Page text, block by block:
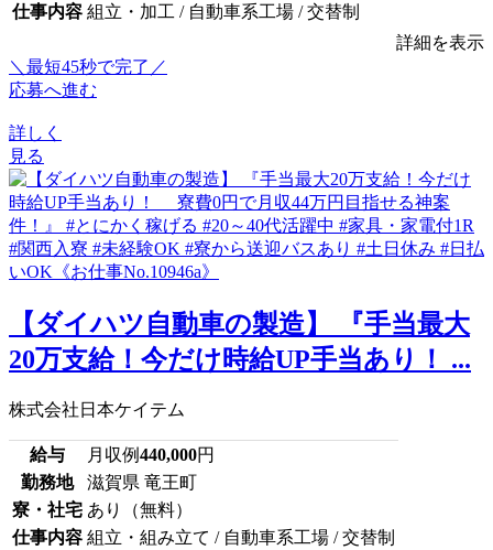
仕事内容 組立・加工 / 自動車系工場 / 交替制
詳細を表示
＼最短45秒で完了／
応募へ進む
詳しく
見る
【ダイハツ自動車の製造】 『手当最大
20万支給！今だけ時給UP手当あり！ ...
株式会社日本ケイテム
給与 月収例440,000円
勤務地
滋賀県 竜王町
寮・社宅 あり（無料）
仕事内容 組立・組み立て / 自動車系工場 / 交替制